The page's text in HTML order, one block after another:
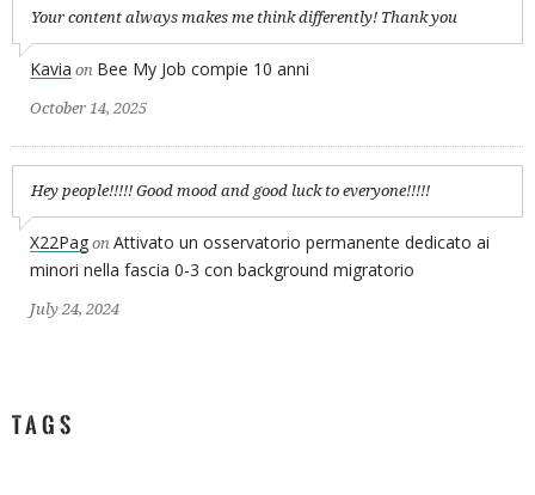
Your content always makes me think differently! Thank you
Kavia on Bee My Job compie 10 anni
October 14, 2025
Hey people!!!!! Good mood and good luck to everyone!!!!!
X22Pag on Attivato un osservatorio permanente dedicato ai
minori nella fascia 0-3 con background migratorio
July 24, 2024
TAGS